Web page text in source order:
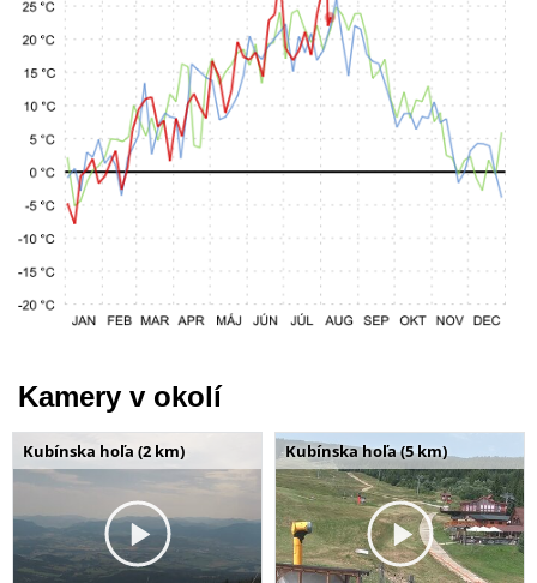
Kamery v okolí
Kubínska hoľa (2 km) Kubínska hoľa (5 km)